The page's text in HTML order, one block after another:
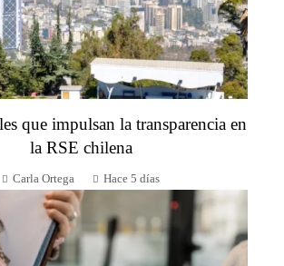
que impulsan la transparencia en
la RSE chilena
Carla Ortega Hace 5 días